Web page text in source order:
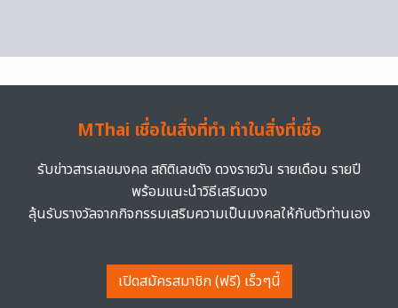
MThai เชื่อในสิ่งที่ทำ ทำในสิ่งที่เชื่อ
รับข่าวสารเลขมงคล สถิติเลขดัง ดวงรายวัน รายเดือน รายปี
พร้อมแนะนำวิธีเสริมดวง
ลุ้นรับรางวัลจากกิจกรรมเสริมความเป็นมงคลให้กับตัวท่านเอง
เปิดสมัครสมาชิก (ฟรี) เร็วๆนี้